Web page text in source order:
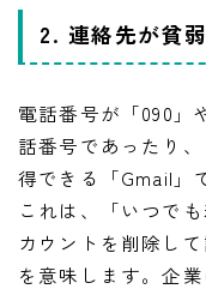
2. 連絡先が貧弱
電話番号が「090」
話番号であったり
得できる「Gmail」
これは、「いつで
カウントを削除し
を意味します。企